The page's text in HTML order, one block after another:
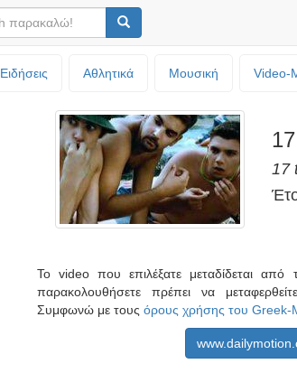
Ειδήσεις Αθλητικά Μουσική Video-
17
Το video που επιλέξατε μεταδίδεται από
παρακολουθήσετε πρέπει να
Συμφωνώ με τους όρους χρήσης του Greek-